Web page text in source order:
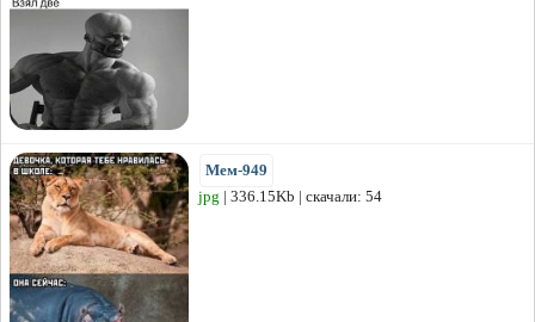
Мем-949
jpg | 336.15Kb | скачали: 54